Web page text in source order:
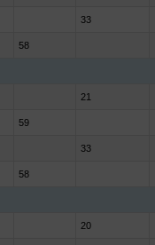
33
58
21
59
33
58
20